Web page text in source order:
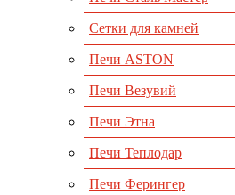
Сетки для камней
Печи ASTON
Печи Везувий
Печи Этна
Печи Теплодар
Печи Ферингер